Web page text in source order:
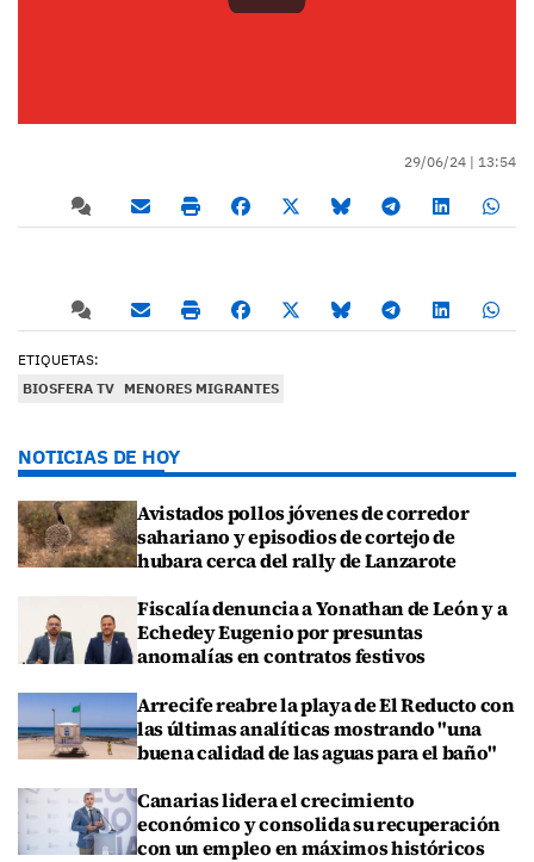
29/06/24 | 13:54
ETIQUETAS:
BIOSFERA TV MENORES MIGRANTES
NOTICIAS DE HOY
Avistados pollos jóvenes de corredor
sahariano y episodios de cortejo de
hubara cerca del rally de Lanzarote
Fiscalía denuncia a Yonathan de León y a
Echedey Eugenio por presuntas
anomalías en contratos festivos
Arrecife reabre la playa de El Reducto con
las últimas analíticas mostrando "una
buena calidad de las aguas para el baño"
Canarias lidera el crecimiento
económico y consolida su recuperación
con un empleo en máximos históricos